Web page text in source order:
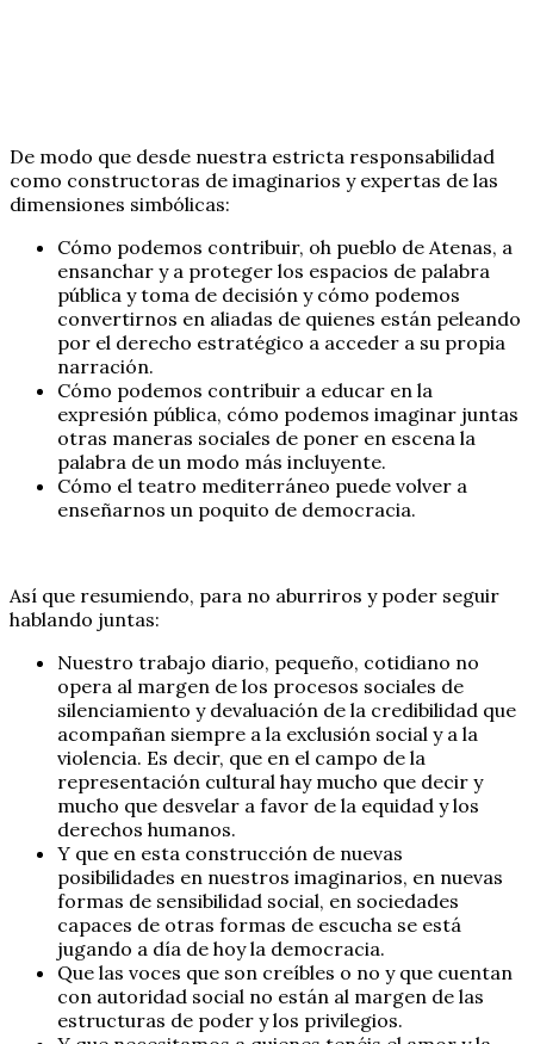
De modo que desde nuestra estricta responsabilidad
como constructoras de imaginarios y expertas de las
dimensiones simbólicas:
Cómo podemos contribuir, oh pueblo de Atenas, a
ensanchar y a proteger los espacios de palabra
pública y toma de decisión y cómo podemos
convertirnos en aliadas de quienes están peleando
por el derecho estratégico a acceder a su propia
narración.
Cómo podemos contribuir a educar en la
expresión pública, cómo podemos imaginar juntas
otras maneras sociales de poner en escena la
palabra de un modo más incluyente.
Cómo el teatro mediterráneo puede volver a
enseñarnos un poquito de democracia.
Así que resumiendo, para no aburriros y poder seguir
hablando juntas:
Nuestro trabajo diario, pequeño, cotidiano no
opera al margen de los procesos sociales de
silenciamiento y devaluación de la credibilidad que
acompañan siempre a la exclusión social y a la
violencia. Es decir, que en el campo de la
representación cultural hay mucho que decir y
mucho que desvelar a favor de la equidad y los
derechos humanos.
Y que en esta construcción de nuevas
posibilidades en nuestros imaginarios, en nuevas
formas de sensibilidad social, en sociedades
capaces de otras formas de escucha se está
jugando a día de hoy la democracia.
Que las voces que son creíbles o no y que cuentan
con autoridad social no están al margen de las
estructuras de poder y los privilegios.